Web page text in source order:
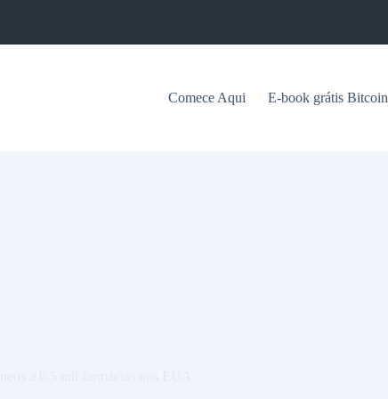
Comece Aqui E-book grátis Bitcoin